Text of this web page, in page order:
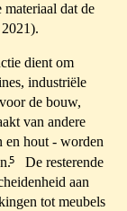
dat de
dient om
industriële
de bouw,
van andere
en hout - worden
5
De resterende
aan
tot meubels